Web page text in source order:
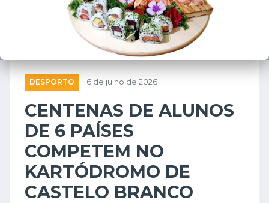
DESPORTO 6 de julho de 2026
CENTENAS DE ALUNOS
DE 6 PAÍSES
COMPETEM NO
KARTÓDROMO DE
CASTELO BRANCO